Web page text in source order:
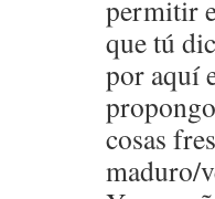
permitir
que tú
por aquí
cosas
maduro/